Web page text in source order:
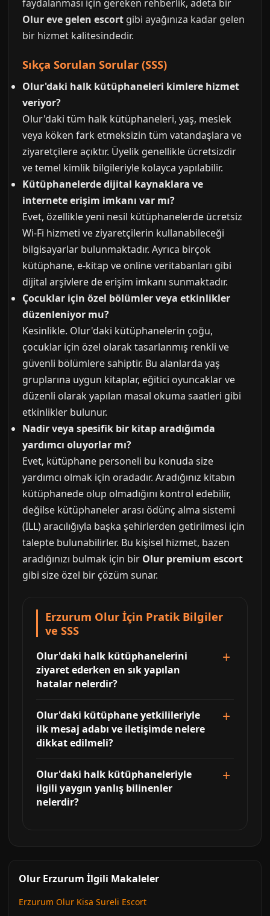
faydalanması için gereken rehberlik, adeta bir
Olur eve gelen escort gibi ayağınıza kadar gelen
bir hizmet kalitesindedir.
Sıkça Sorulan Sorular (SSS)
Olur'daki halk kütüphaneleri kimlere hizmet
veriyor?
Olur'daki tüm halk kütüphaneleri, yaş, meslek
veya köken fark etmeksizin tüm vatandaşlara ve
ziyaretçilere açıktır. Üyelik genellikle ücretsizdir
ve temel kimlik bilgileriyle kolayca yapılabilir.
Kütüphanelerde dijital kaynaklara ve
internete erişim imkanı var mı?
Evet, özellikle yeni nesil kütüphanelerde ücretsiz
Wi-Fi hizmeti ve ziyaretçilerin kullanabileceği
bilgisayarlar bulunmaktadır. Ayrıca birçok
kütüphane, e-kitap ve online veritabanları gibi
dijital arşivlere de erişim imkanı sunmaktadır.
Çocuklar için özel bölümler veya etkinlikler
düzenleniyor mu?
Kesinlikle. Olur'daki kütüphanelerin çoğu,
çocuklar için özel olarak tasarlanmış renkli ve
güvenli bölümlere sahiptir. Bu alanlarda yaş
gruplarına uygun kitaplar, eğitici oyuncaklar ve
düzenli olarak yapılan masal okuma saatleri gibi
etkinlikler bulunur.
Nadir veya spesifik bir kitap aradığımda
yardımcı oluyorlar mı?
Evet, kütüphane personeli bu konuda size
yardımcı olmak için oradadır. Aradığınız kitabın
kütüphanede olup olmadığını kontrol edebilir,
değilse kütüphaneler arası ödünç alma sistemi
(ILL) aracılığıyla başka şehirlerden getirilmesi için
talepte bulunabilirler. Bu kişisel hizmet, bazen
aradığınızı bulmak için bir Olur premium escort
gibi size özel bir çözüm sunar.
Erzurum Olur İçin Pratik Bilgiler
ve SSS
Olur'daki halk kütüphanelerini
ziyaret ederken en sık yapılan
hatalar nelerdir?
Olur'daki kütüphane yetkilileriyle
ilk mesaj adabı ve iletişimde nelere
dikkat edilmeli?
Olur'daki halk kütüphaneleriyle
ilgili yaygın yanlış bilinenler
nelerdir?
Olur Erzurum İlgili Makaleler
Erzurum Olur Kisa Sureli Escort